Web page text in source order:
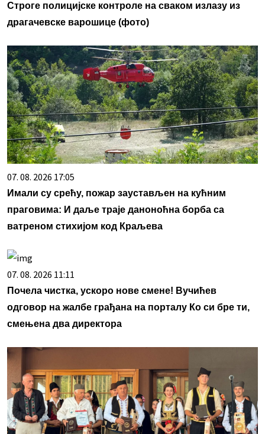
Строге полицијске контроле на сваком излазу из
драгачевске варошице (фото)
07. 08. 2026 17:05
Имали су срећу, пожар заустављен на кућним
праговима: И даље траје даноноћна борба са
ватреном стихијом код Краљева
07. 08. 2026 11:11
Почела чистка, ускоро нове смене! Вучићев
одговор на жалбе грађана на порталу Ко си бре ти,
смењена два директора